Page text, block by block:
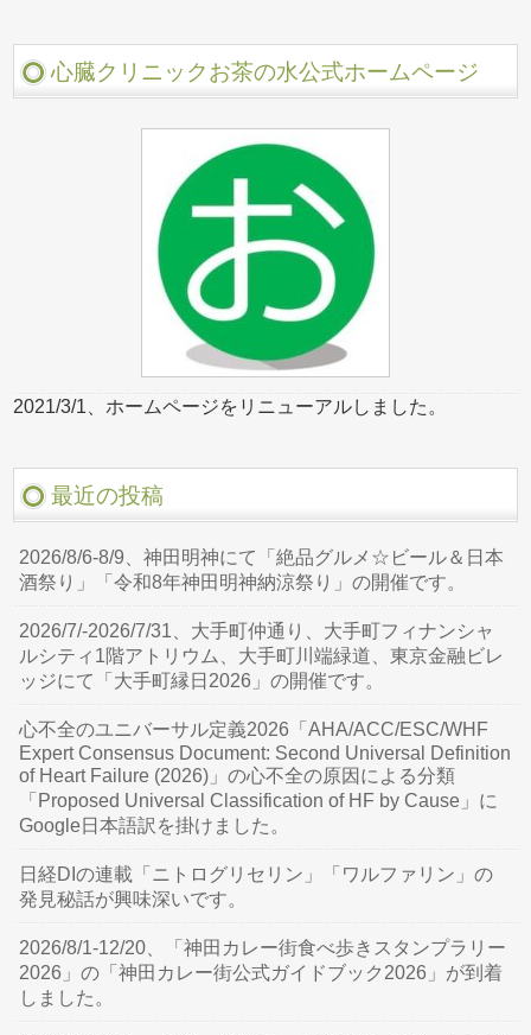
心臓クリニックお茶の水公式ホームページ
2021/3/1、ホームページをリニューアルしました。
最近の投稿
2026/8/6-8/9、神田明神にて「絶品グルメ☆ビール＆日本
酒祭り」「令和8年神田明神納涼祭り」の開催です。
2026/7/-2026/7/31、大手町仲通り、大手町フィナンシャ
ルシティ1階アトリウム、大手町川端緑道、東京金融ビレ
ッジにて「大手町縁日2026」の開催です。
心不全のユニバーサル定義2026「AHA/ACC/ESC/WHF
Expert Consensus Document: Second Universal Definition
of Heart Failure (2026)」の心不全の原因による分類
「Proposed Universal Classification of HF by Cause」に
Google日本語訳を掛けました。
日経DIの連載「ニトログリセリン」「ワルファリン」の
発見秘話が興味深いです。
2026/8/1-12/20、「神田カレー街食べ歩きスタンプラリー
2026」の「神田カレー街公式ガイドブック2026」が到着
しました。